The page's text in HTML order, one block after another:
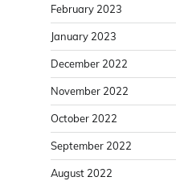
February 2023
January 2023
December 2022
November 2022
October 2022
September 2022
August 2022